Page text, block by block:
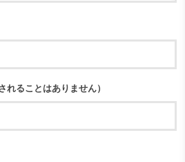
れることはありません）